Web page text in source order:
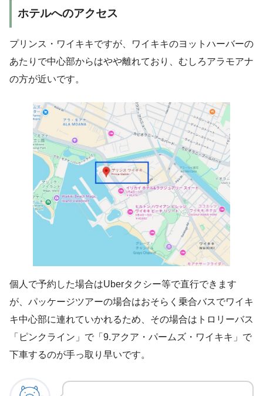
ホテルへのアクセス
プリンス・ワイキキですが、ワイキキのヨットハーバーの
あたりで中心部からはやや離れており、むしろアラモアナ
の方が近いです。
個人で予約した場合はUberタクシー等で直行できます
が、パッケージツアーの場合はおそらく乗合バスでワイキ
キ中心部に連れていかれるため、その場合はトロリーバス
「ピンクライン」で「9.アクア・パームズ・ワイキキ」で
下車するのが手っ取り早いです。